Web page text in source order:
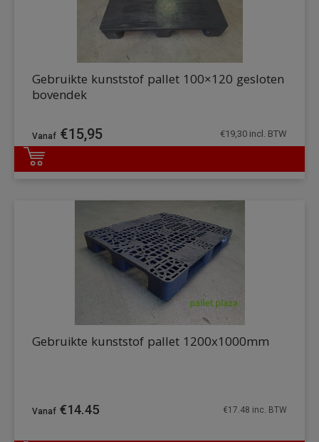
DETAILS
Gebruikte kunststof pallet 100×120 gesloten
bovendek
€15,95 €19,30 incl. BTW
Gebruikte kunststof pallet 1200x1000mm
€14.45 €17.48 inc. BTW